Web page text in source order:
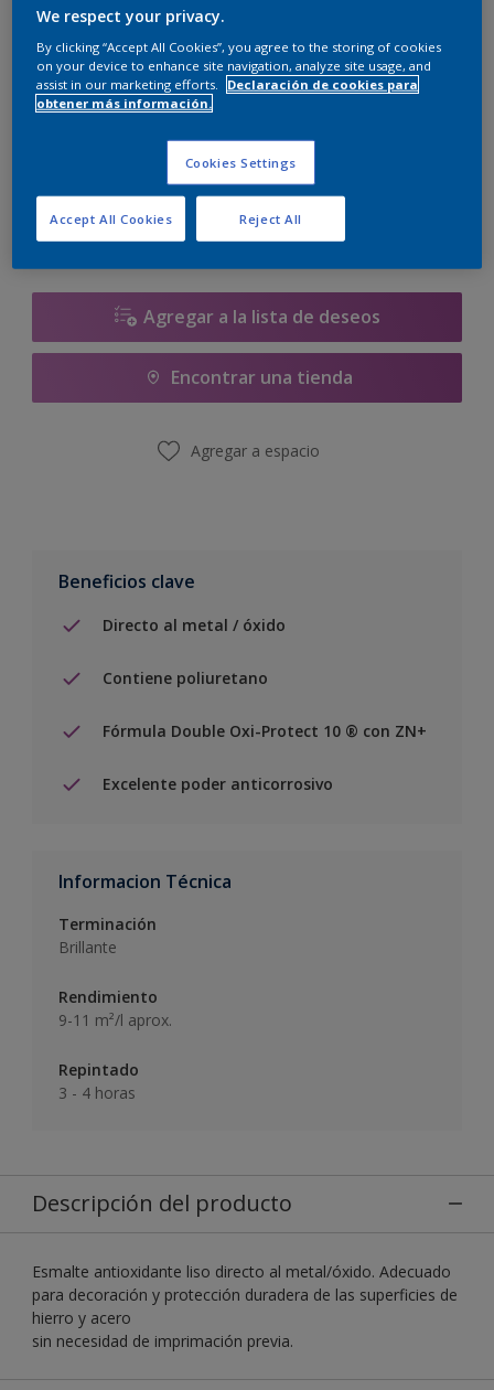
E5.31.41
Cambiar de color
Tamaño
930 ML
Cantidad Calculadora de pintura
Calcular
Agregar a la lista de deseos
Encontrar una tienda
Agregar a espacio
Beneficios clave
Directo al metal / óxido
Contiene poliuretano
Fórmula Double Oxi-Protect 10 ® con ZN+
Excelente poder anticorrosivo
Informacion Técnica
Terminación
Brillante
Rendimiento
9-11 m²/l aprox.
Repintado
3 - 4 horas
Descripción del producto
Esmalte antioxidante liso directo al metal/óxido. Adecuado
para decoración y protección duradera de las superficies de
hierro y acero
sin necesidad de imprimación previa.
We respect your privacy.
By clicking “Accept All Cookies”, you agree to the storing of cookies
on your device to enhance site navigation, analyze site usage, and
assist in our marketing efforts.
Declaración de cookies para
obtener más información.
Cookies Settings
Reject All
Accept All Cookies